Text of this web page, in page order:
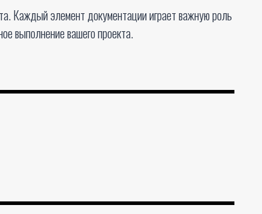
Каждый элемент документации играет важную роль
выполнение вашего проекта.